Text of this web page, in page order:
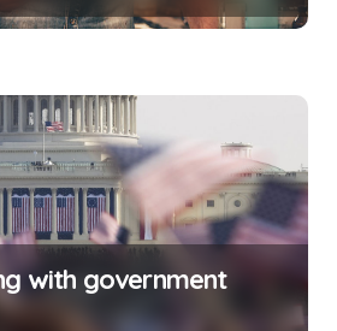
with government